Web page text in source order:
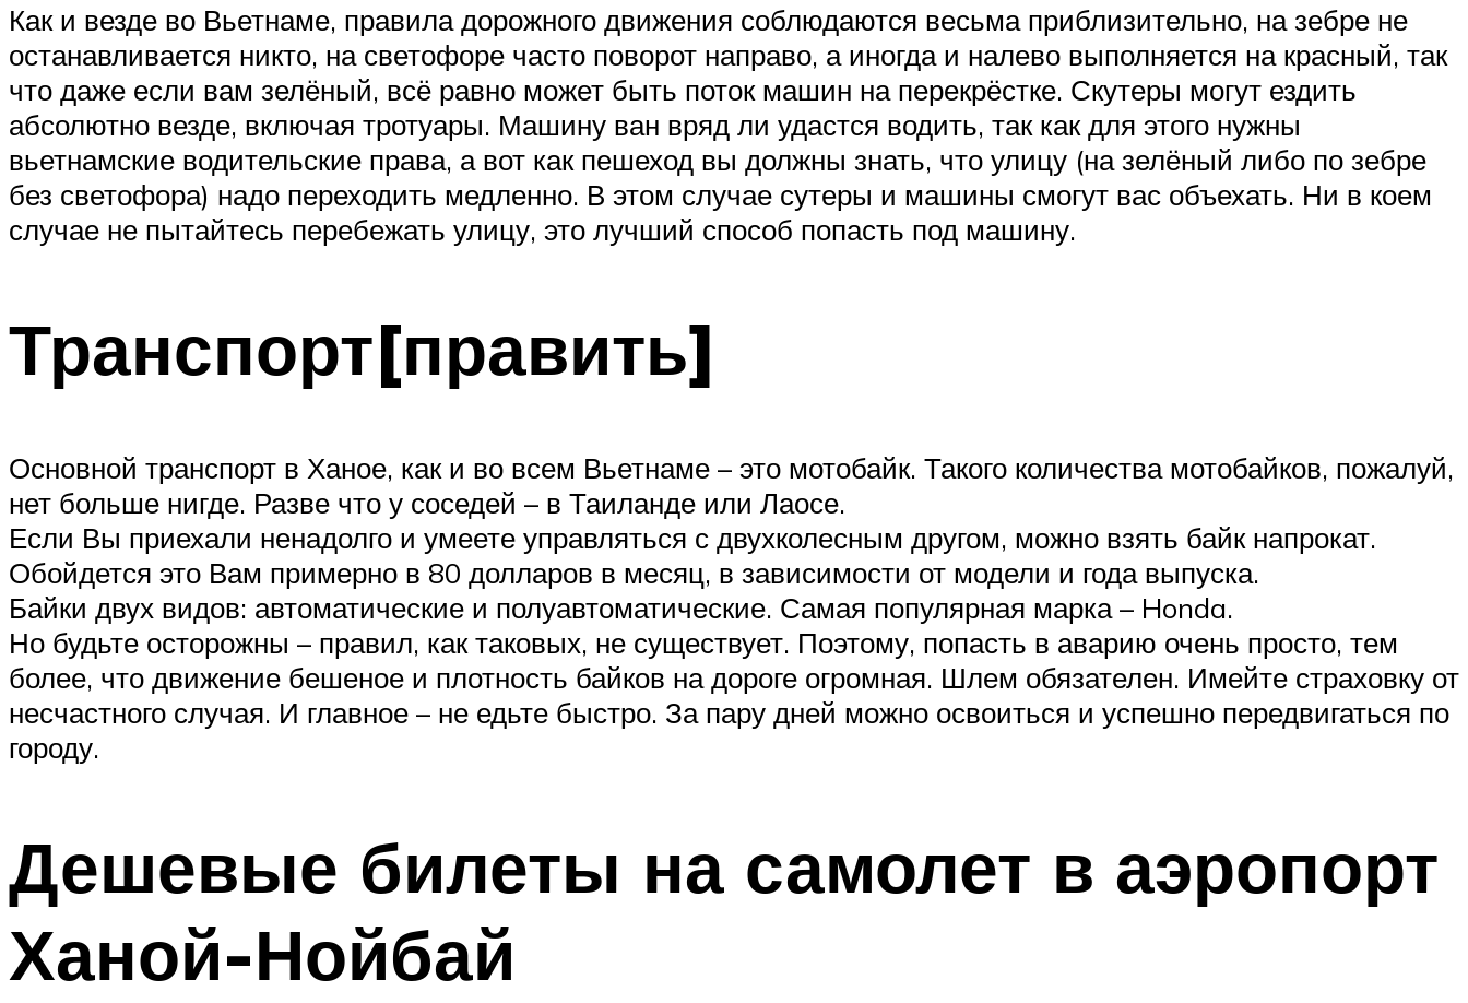
Как и везде во Вьетнаме, правила дорожного движения соблюдаются весьма приблизительно, на зебре не
останавливается никто, на светофоре часто поворот направо, а иногда и налево выполняется на красный, так
что даже если вам зелёный, всё равно может быть поток машин на перекрёстке. Скутеры могут ездить
абсолютно везде, включая тротуары. Машину ван вряд ли удастся водить, так как для этого нужны
вьетнамские водительские права, а вот как пешеход вы должны знать, что улицу (на зелёный либо по зебре
без светофора) надо переходить медленно. В этом случае сутеры и машины смогут вас объехать. Ни в коем
случае не пытайтесь перебежать улицу, это лучший способ попасть под машину.
Транспорт[править]
Основной транспорт в Ханое, как и во всем Вьетнаме – это мотобайк. Такого количества мотобайков, пожалуй,
нет больше нигде. Разве что у соседей – в Таиланде или Лаосе.
Если Вы приехали ненадолго и умеете управляться с двухколесным другом, можно взять байк напрокат.
Обойдется это Вам примерно в 80 долларов в месяц, в зависимости от модели и года выпуска.
Байки двух видов: автоматические и полуавтоматические. Самая популярная марка – Honda.
Но будьте осторожны – правил, как таковых, не существует. Поэтому, попасть в аварию очень просто, тем
более, что движение бешеное и плотность байков на дороге огромная. Шлем обязателен. Имейте страховку от
несчастного случая. И главное – не едьте быстро. За пару дней можно освоиться и успешно передвигаться по
городу.
Дешевые билеты на самолет в аэропорт
Ханой-Нойбай